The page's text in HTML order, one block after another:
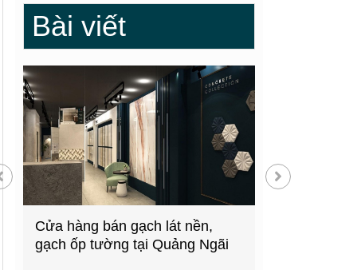
Bài viết
Cửa hàng bán gạch lát nền,
gạch ốp tường tại Quảng Ngãi